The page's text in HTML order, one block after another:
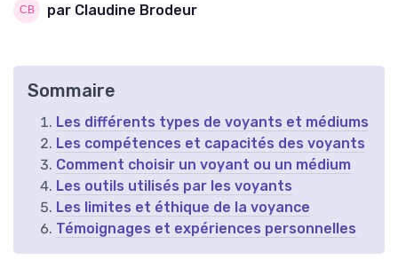
par Claudine Brodeur
Sommaire
Les différents types de voyants et médiums
Les compétences et capacités des voyants
Comment choisir un voyant ou un médium
Les outils utilisés par les voyants
Les limites et éthique de la voyance
Témoignages et expériences personnelles